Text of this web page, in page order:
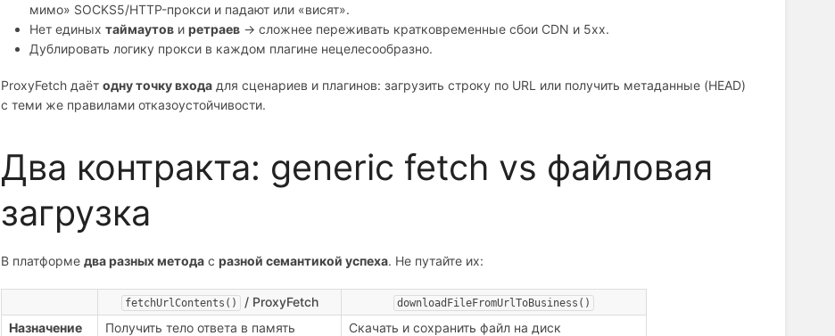
мимо» SOCKS5/HTTP-прокси и падают или «висят».
Нет единых таймаутов и ретраев → сложнее переживать кратковременные сбои CDN и 5xx.
Дублировать логику прокси в каждом плагине нецелесообразно.
ProxyFetch даёт одну точку входа для сценариев и плагинов: загрузить строку по URL или получить метаданные (HEAD)
с теми же правилами отказоустойчивости.
Два контракта: generic fetch vs файловая
загрузка
В платформе два разных метода с разной семантикой успеха. Не путайте их:
fetchUrlContents() / ProxyFetch downloadFileFromUrlToBusiness()
Назначение Получить тело ответа в память Скачать и сохранить файл на диск